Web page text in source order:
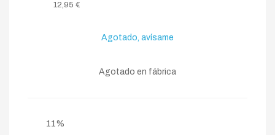
12,95 €
Agotado, avísame
Agotado en fábrica
11%